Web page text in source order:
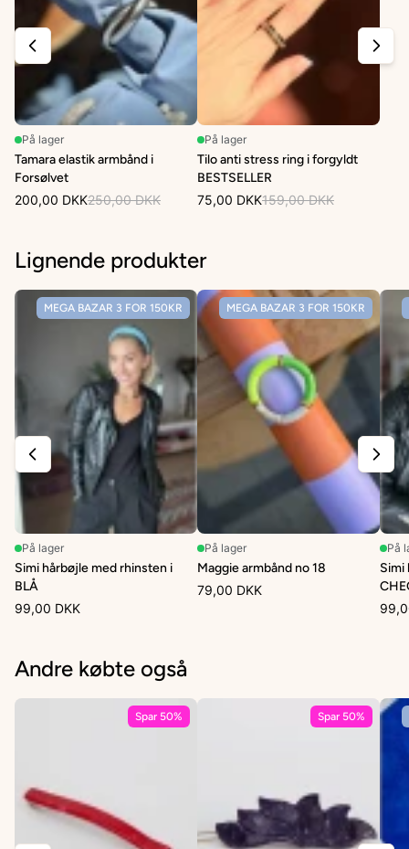
På lager
Tamara elastik armbånd i
Forsølvet
200,00 DKK250,00 DKK
På lager
Tilo anti stress ring i forgyldt
BESTSELLER
75,00 DKK159,00 DKK
Lignende produkter
MEGA BAZAR 3 FOR 150KR
På lager
Simi hårbøjle med rhinsten i
BLÅ
99,00 DKK
MEGA BAZAR 3 FOR 150KR
På lager
Maggie armbånd no 18
79,00 DKK
På
Simi
Andre købte også
Spar 50% Spar 50%